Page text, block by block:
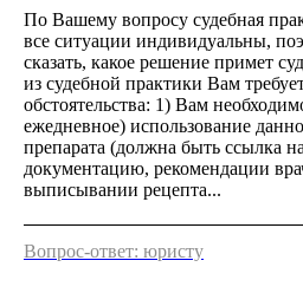
По Вашему вопросу судебная
все ситуации индивидуальны,
сказать, какое решение примет
из судебной практики Вам
обстоятельства: 1) Вам
ежедневное) использование
препарата (должна быть ссылка
документацию, рекомендации
выписывании рецепта...
Вопрос-ответ: юристу